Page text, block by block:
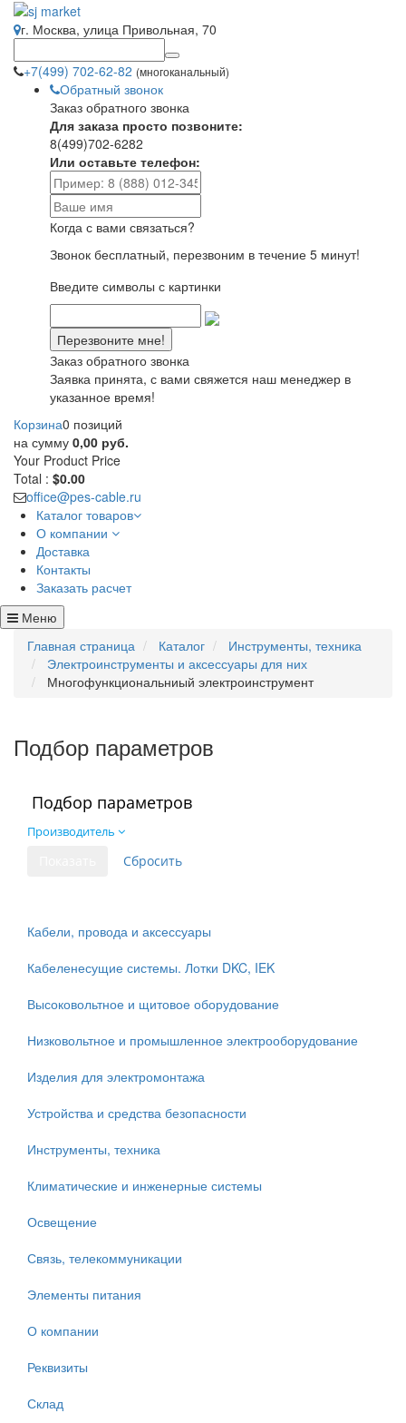
г. Москва, улица Привольная, 70
+7(499) 702-62-82 (многоканальный)
Обратный звонок
Заказ обратного звонка
Для заказа просто позвоните:
8(499)702-6282
Или оставьте телефон:
Когда с вами связаться?
Звонок бесплатный, перезвоним в течение 5 минут!
Введите символы с картинки
Заказ обратного звонка
Заявка принята, с вами свяжется наш менеджер в
указанное время!
Корзина0 позиций
на сумму 0,00 руб.
Your Product Price
Total : $0.00
office@pes-cable.ru
Каталог товаров
О компании
Доставка
Контакты
Заказать расчет
Меню
Главная страница
Каталог
Инструменты, техника
Электроинструменты и аксессуары для них
Многофункциональниый электроинструмент
Подбор параметров
Подбор параметров
Производитель
Кабели, провода и аксессуары
Кабеленесущие системы. Лотки DKC, IEK
Высоковольтное и щитовое оборудование
Низковольтное и промышленное электрооборудование
Изделия для электромонтажа
Устройства и средства безопасности
Инструменты, техника
Климатические и инженерные системы
Освещение
Связь, телекоммуникации
Элементы питания
О компании
Реквизиты
Склад